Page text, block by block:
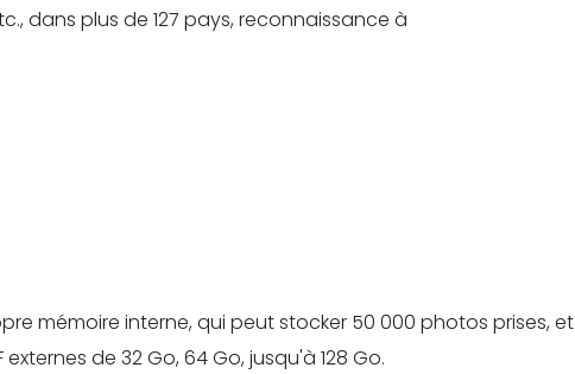
dans plus de 127 pays, reconnaissance à
mémoire interne, qui peut stocker 50 000 photos prises, et
de 32 Go, 64 Go, jusqu'à 128 Go.